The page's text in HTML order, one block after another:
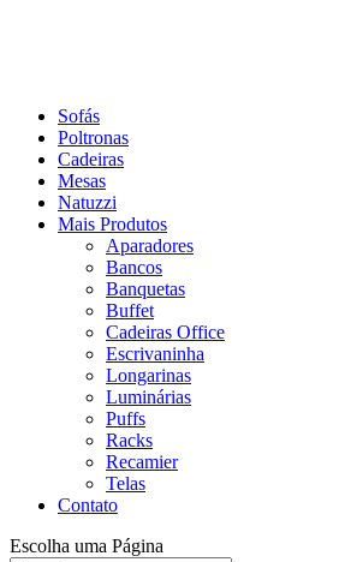
Sofás
Poltronas
Cadeiras
Mesas
Natuzzi
Mais Produtos
Aparadores
Bancos
Banquetas
Buffet
Cadeiras Office
Escrivaninha
Longarinas
Luminárias
Puffs
Racks
Recamier
Telas
Contato
Escolha uma Página